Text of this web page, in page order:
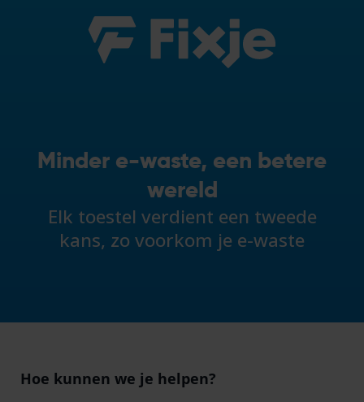
Minder e-waste, een betere
wereld
Elk toestel verdient een tweede
kans, zo voorkom je e-waste
Hoe kunnen we je helpen?